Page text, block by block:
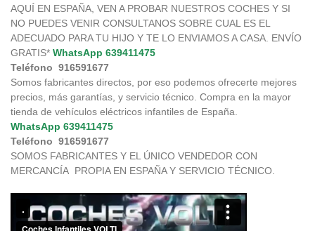
AQUÍ EN ESPAÑA, VEN A PROBAR NUESTROS COCHES Y SI
NO PUEDES VENIR CONSULTANOS SOBRE CUAL ES EL
ADECUADO PARA TU HIJO Y TE LO ENVIAMOS A CASA. ENVÍO
GRATIS* WhatsApp 639411475
Teléfono 916591677
Somos fabricantes directos, por eso podemos ofrecerte mejores
precios, más garantías, y servicio técnico. Compra en la mayor
tienda de vehículos eléctricos infantiles de España.
WhatsApp 639411475
Teléfono 916591677
SOMOS FABRICANTES Y EL ÚNICO VENDEDOR CON
MERCANCÍA PROPIA EN ESPAÑA Y SERVICIO TÉCNICO.